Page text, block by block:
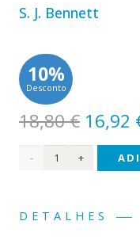
S. J. Bennett
10%
Desconto
18,80€ O
preço
18,80 €.
16,92
Quantidade
DETALHES